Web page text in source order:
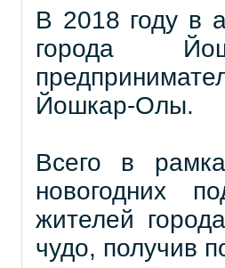
В 2018 году в
города
Йошкар-Олы.
Всего в
новогодних
жителей
чудо, получив